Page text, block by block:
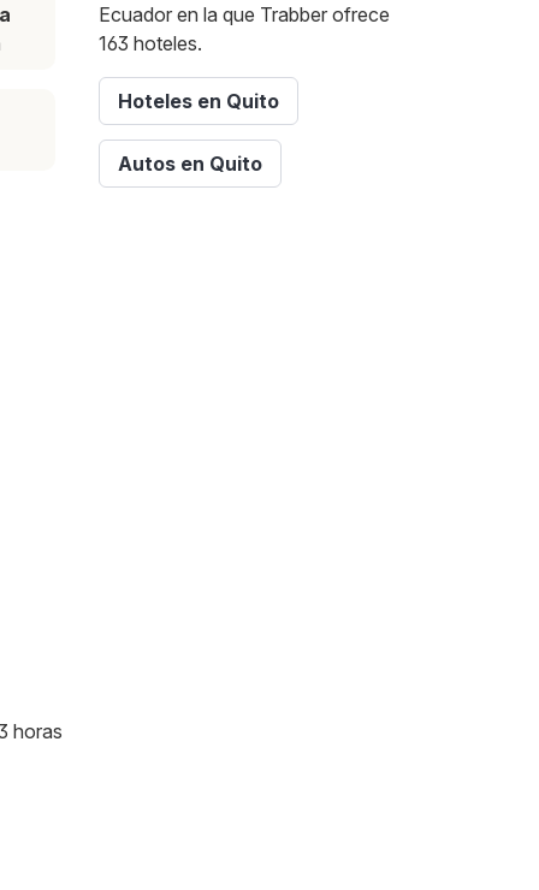
horas
Ecuador en la que Trabber ofrece
163 hoteles.
Hoteles en Quito
Autos en Quito